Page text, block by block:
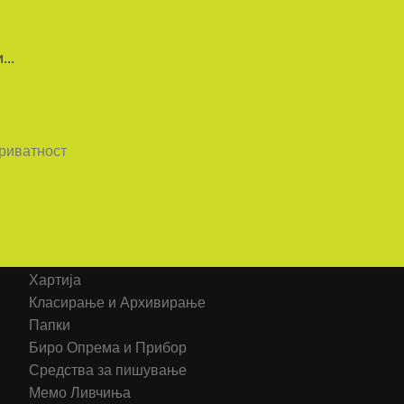
Хартија
Класирање и Архивирање
Папки
Биро Опрема и Прибор
Средства за пишување
Мемо Ливчиња